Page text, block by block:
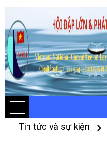
Tin tức và sự kiện